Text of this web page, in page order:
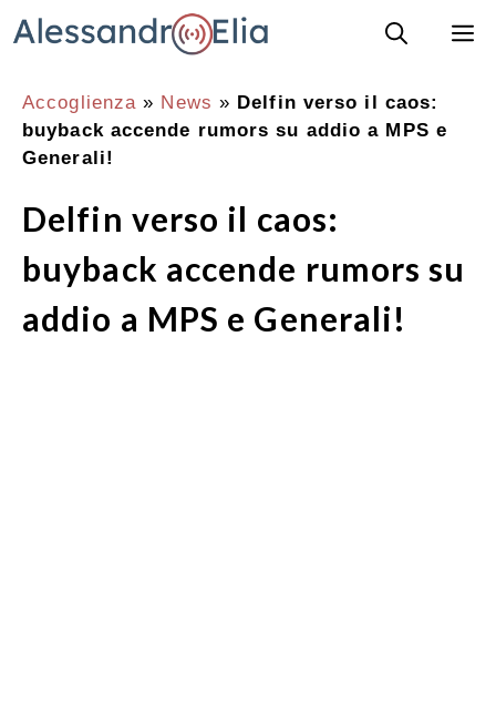
al
Accoglienza » News » Delfin verso il caos:
buyback accende rumors su addio a MPS e
Generali!
Delfin verso il caos:
buyback accende rumors su
addio a MPS e Generali!